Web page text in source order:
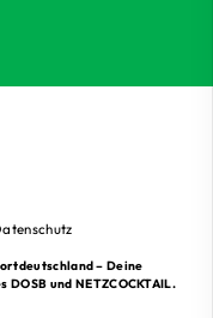
– Deine
DOSB und NETZCOCKTAIL.